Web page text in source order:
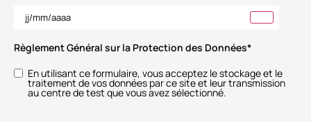
Règlement Général sur la Protection des Données*
En utilisant ce formulaire, vous acceptez le stockage et le
traitement de vos données par ce site et leur transmission
au centre de test que vous avez sélectionné.